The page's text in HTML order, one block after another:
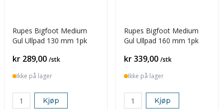
Rupes Bigfoot Medium
Gul Ullpad 130 mm 1pk
Pris
kr 289,00 /stk
Ikke på lager
Kjøp
Rupes Bigfoot Medium
Gul Ullpad 160 mm 1pk
Pris
kr 339,00 /stk
Ikke på lager
Kjøp